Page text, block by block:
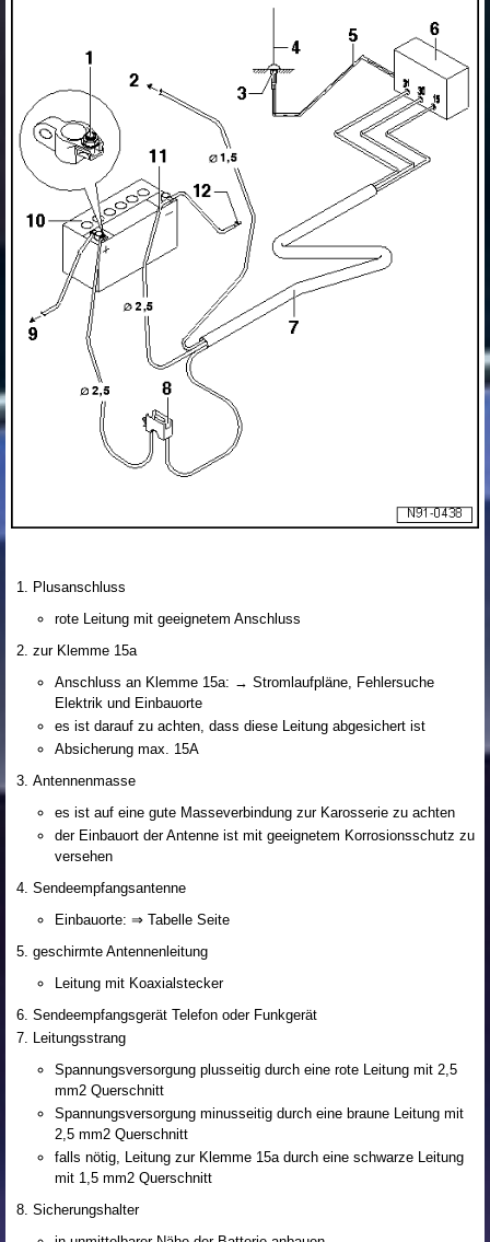
Plusanschluss
rote Leitung mit geeignetem Anschluss
zur Klemme 15a
Anschluss an Klemme 15a: → Stromlaufpläne, Fehlersuche
Elektrik und Einbauorte
es ist darauf zu achten, dass diese Leitung abgesichert ist
Absicherung max. 15A
Antennenmasse
es ist auf eine gute Masseverbindung zur Karosserie zu achten
der Einbauort der Antenne ist mit geeignetem Korrosionsschutz zu
versehen
Sendeempfangsantenne
Einbauorte: ⇒ Tabelle Seite
geschirmte Antennenleitung
Leitung mit Koaxialstecker
Sendeempfangsgerät Telefon oder Funkgerät
Leitungsstrang
Spannungsversorgung plusseitig durch eine rote Leitung mit 2,5
mm2 Querschnitt
Spannungsversorgung minusseitig durch eine braune Leitung mit
2,5 mm2 Querschnitt
falls nötig, Leitung zur Klemme 15a durch eine schwarze Leitung
mit 1,5 mm2 Querschnitt
Sicherungshalter